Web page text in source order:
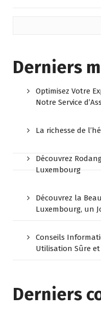
Derniers
Optimisez Votre
Notre Service
La richesse de
Découvrez
Luxembourg
Découvrez la
Luxembourg, un
Conseils
Utilisation Sûre et
Derniers